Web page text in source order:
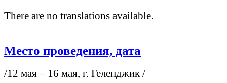
There are no translations available.
Место проведения, дата
/12 мая – 16 мая, г. Геленджик /